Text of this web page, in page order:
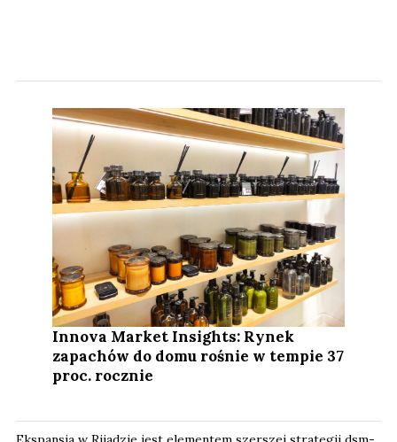
Innova Market Insights: Rynek
zapachów do domu rośnie w tempie 37
proc. rocznie